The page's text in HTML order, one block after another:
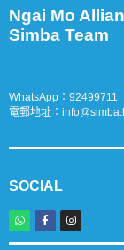
Ngai Mo
Simba Team
WhatsApp： 92499711
電郵地址：
SOCIAL